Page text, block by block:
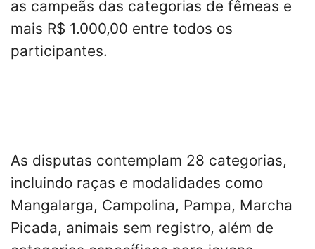
as campeãs das categorias de fêmeas e
mais R$ 1.000,00 entre todos os
participantes.
As disputas contemplam 28 categorias,
incluindo raças e modalidades como
Mangalarga, Campolina, Pampa, Marcha
Picada, animais sem registro, além de